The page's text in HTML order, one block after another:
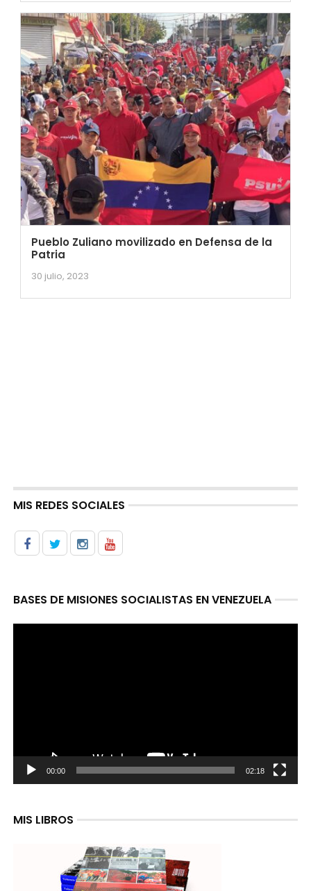
Pueblo Zuliano movilizado en Defensa de la
Patria
30 julio, 2023
MIS REDES SOCIALES
BASES DE MISIONES SOCIALISTAS EN VENEZUELA
00:00 02:18
MIS LIBROS